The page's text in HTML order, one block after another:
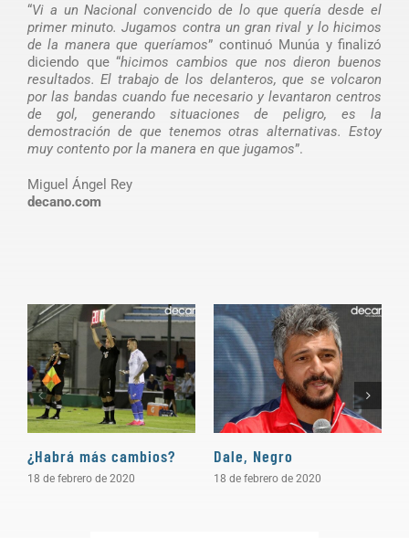
“Vi a un Nacional convencido de lo que quería desde el
primer minuto. Jugamos contra un gran rival y lo hicimos
de la manera que queríamos” continuó Munúa y finalizó
diciendo que “hicimos cambios que nos dieron buenos
resultados. El trabajo de los delanteros, que se volcaron
por las bandas cuando fue necesario y levantaron centros
de gol, generando situaciones de peligro, es la
demostración de que tenemos otras alternativas. Estoy
muy contento por la manera en que jugamos”.
Miguel Ángel Rey
decano.com
¿Habrá más cambios?
18 de febrero de 2020
Dale, Negro
18 de febrero de 2020